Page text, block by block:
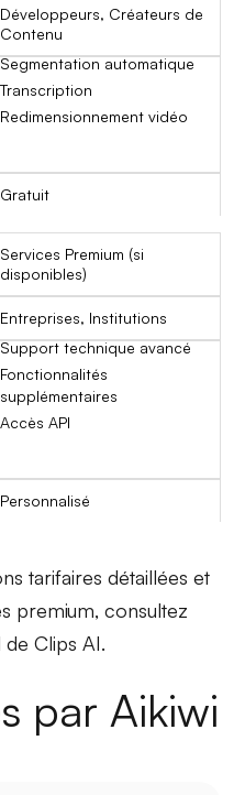
Développeurs, Créateurs de
Contenu
Segmentation automatique
Transcription
Redimensionnement vidéo
Gratuit
Services Premium (si
disponibles)
Entreprises, Institutions
Support technique avancé
Fonctionnalités
supplémentaires
Accès API
Personnalisé
tarifaires détaillées et
premium, consultez
Clips AI.
par Aikiwi